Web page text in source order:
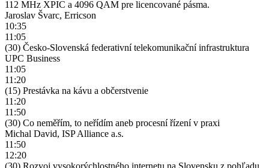
112 MHz XPIC a 4096 QAM pre licencované pásma.
Jaroslav Švarc, Erricson
10:35
11:05
(30) Česko-Slovenská federativní telekomunikační infrastruktura
UPC Business
11:05
11:20
(15) Prestávka na kávu a občerstvenie
11:20
11:50
(30) Co neměřím, to neřídím aneb procesní řízení v praxi
Michal David, ISP Alliance a.s.
11:50
12:20
(30) Rozvoj vysokorýchlostného internetu na Slovensku z pohľadu